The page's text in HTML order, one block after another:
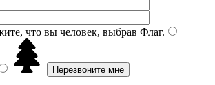
что вы человек, выбрав Флаг.